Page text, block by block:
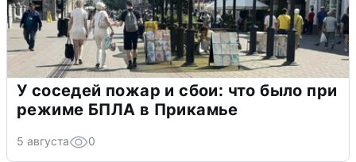
У соседей пожар и сбои: что было при
режиме БПЛА в Прикамье
5 августа 0